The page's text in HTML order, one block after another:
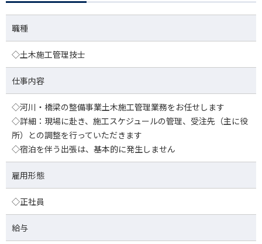
職種
◇土木施工管理技士
仕事内容
◇河川・橋梁の整備事業土木施工管理業務をお任せします
◇詳細：現場に赴き、施工スケジュールの管理、受注先（主に役
所）との調整を行っていただきます
◇宿泊を伴う出張は、基本的に発生しません
雇用形態
◇正社員
給与